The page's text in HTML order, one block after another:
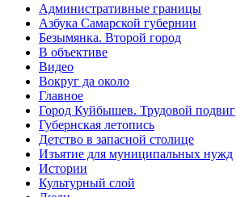
Административные границы
Азбука Самарской губернии
Безымянка. Второй город
В объективе
Видео
Вокруг да около
Главное
Город Куйбышев. Трудовой подвиг
Губернская летопись
Детство в запасной столице
Изъятие для муниципальных нужд
Истории
Культурный слой